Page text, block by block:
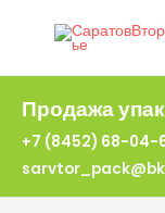
Продажа
+7 (8452) 68-04-